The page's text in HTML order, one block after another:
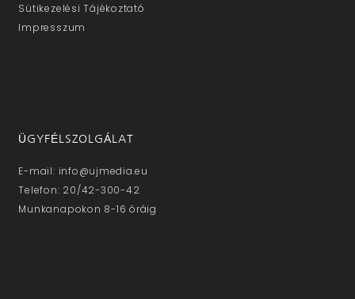
Sütikezelési Tájékoztató
Impresszum
ÜGYFÉLSZOLGÁLAT
E-mail: info@ujmedia.eu
Telefon: 20/42-300-42
Munkanapokon 8-16 óráig